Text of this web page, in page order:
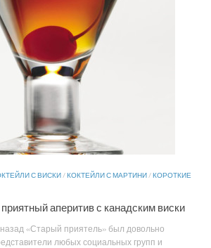
С ВИСКИ/КОКТЕЙЛИ С МАРТИНИ/КОРОТКИЕ
аперитив с канадским виски
«Старый приятель» был довольно
любых социальных групп и